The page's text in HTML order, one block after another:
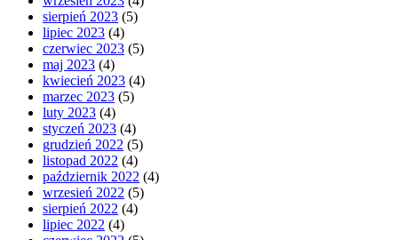
sierpień 2023 (5)
lipiec 2023 (4)
czerwiec 2023 (5)
maj 2023 (4)
kwiecień 2023 (4)
marzec 2023 (5)
luty 2023 (4)
styczeń 2023 (4)
grudzień 2022 (5)
listopad 2022 (4)
październik 2022 (4)
wrzesień 2022 (5)
sierpień 2022 (4)
lipiec 2022 (4)